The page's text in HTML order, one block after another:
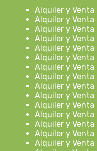
Alquiler y Venta
Alquiler y Venta
Alquiler y Venta
Alquiler y Venta
Alquiler y Venta
Alquiler y Venta
Alquiler y Venta
Alquiler y Venta
Alquiler y Venta
Alquiler y Venta
Alquiler y Venta
Alquiler y Venta
Alquiler y Venta
Alquiler y Venta
Alquiler y Venta